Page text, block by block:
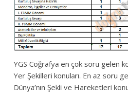
YGS Coğrafya en çok soru gelen
Yer Şekilleri konuları. En az soru
Dünya’nın Şekli ve Hareketleri